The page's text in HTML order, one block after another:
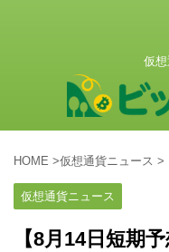
仮
HOME >仮想通貨ニュース >
仮想通貨ニュース
【8月14日短期